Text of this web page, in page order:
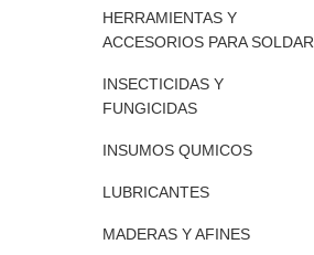
HERRAMIENTAS Y
ACCESORIOS PARA SOLDAR
INSECTICIDAS Y
FUNGICIDAS
INSUMOS QUMICOS
LUBRICANTES
MADERAS Y AFINES